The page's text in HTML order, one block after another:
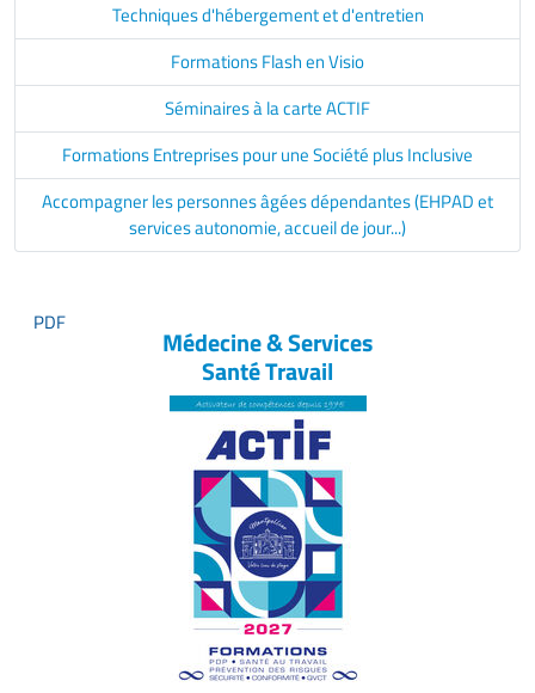
Techniques d'hébergement et d'entretien
Formations Flash en Visio
Séminaires à la carte ACTIF
Formations Entreprises pour une Société plus Inclusive
Accompagner les personnes âgées dépendantes (EHPAD et
services autonomie, accueil de jour...)
Médecine & Services
Santé Travail